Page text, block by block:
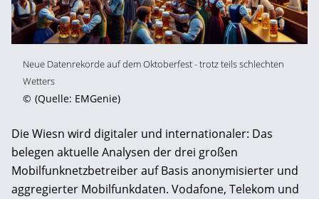
Neue Datenrekorde auf dem Oktoberfest - trotz teils schlechten
Wetters
© (Quelle: EMGenie)
Die Wiesn wird digitaler und internationaler: Das
belegen aktuelle Analysen der drei großen
Mobilfunknetzbetreiber auf Basis anonymisierter und
aggregierter Mobilfunkdaten. Vodafone, Telekom und